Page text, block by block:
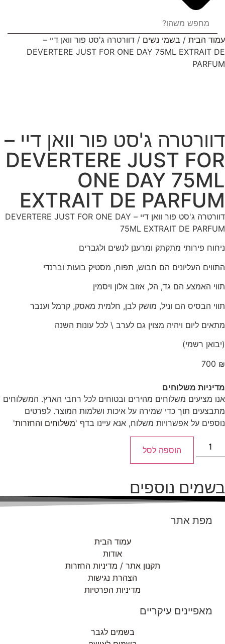
עמוד הבית / בשמי נשים / דוורטרה ג'סט פור וואן דיי –
DEVERTERE JUST FOR ONE DAY 75ML EXTRAIT DE
PARFUM
דוורטרה ג'סט פור וואן דיי –
DEVERTERE JUST FOR
ONE DAY 75ML
EXTRAIT DE PARFUM
דוורטרה ג'סט פור וואן דיי – DEVERTERE JUST FOR ONE DAY
75ML EXTRAIT DE PARFUM
ניחוח פירותי מתקתק ומרענן לנשים ולגברים
התווים העליונים הם חבוש, תפוח, מסטיק בועות וברנדי
תווי האמצע הם גד, הל, אזוב אלון ויסמין
תווי הבסיס הם וניל, מושק לבן, חלמית מאסק, קרמל וענבר
מתאים ליום ויהיה מצוין גם לערב \ לכל עונות השנה
(יבואן רשמי)
700 ₪
מדיניות משלוחים
אנו מציעים משלוחים מהירים ובטוחים לכל רחבי הארץ. המשלוחים
מתבצעים תוך כדי שמירה על איכות ושלמות המוצר. לפרטים
נוספים על אפשרויות משלוח, אנא עיינו בדף 'משלוחים והחזרות'
הוספה לסל
בשמים נוספים
מפת אתר
עמוד הבית
אודות
תקנון אתר / מדיניות החזרות
הצהרת נגישות
מדיניות הפרטיות
מאפיינים עיקריים
בשמים לגבר